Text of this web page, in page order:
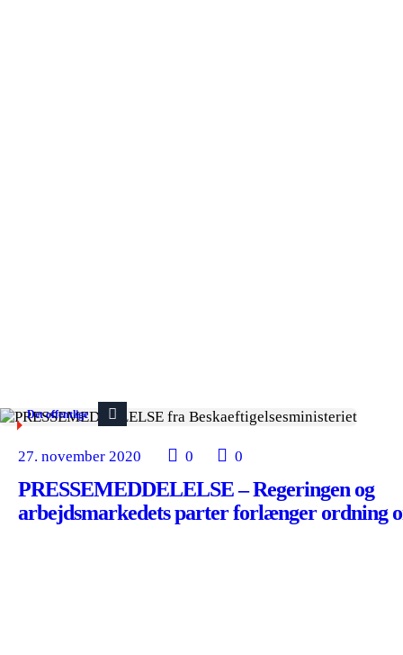
Det offentlige
27. november 2020 0 0
PRESSEMEDDELELSE – Regeringen og
arbejdsmarkedets parter forlænger ordning